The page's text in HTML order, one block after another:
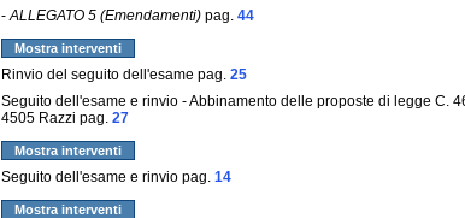
-ALLEGATO 5 (Emendamenti) pag. 44
Mostra interventi
Rinvio del seguito dell'esame pag. 25
Seguito dell'esame e rinvio - Abbinamento delle proposte di legge C.
4505 Razzi pag. 27
Mostra interventi
Seguito dell'esame e rinvio pag. 14
Mostra interventi